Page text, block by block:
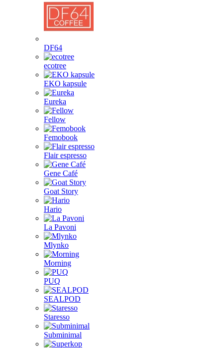
DF64
ecotree
EKO kapsule
Eureka
Fellow
Femobook
Flair espresso
Gene Café
Goat Story
Hario
La Pavoni
Mlynko
Morning
PUQ
SEALPOD
Staresso
Subminimal